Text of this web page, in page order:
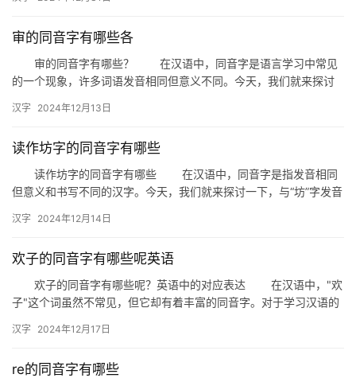
什…
审的同音字有哪些各
审的同音字有哪些？ 在汉语中，同音字是语言学习中常见
的一个现象，许多词语发音相同但意义不同。今天，我们就来探讨
汉字 2024年12月13日
读作坊字的同音字有哪些
读作坊字的同音字有哪些 在汉语中，同音字是指发音相同
但意义和书写不同的汉字。今天，我们就来探讨一下，与“坊”字发音
汉字 2024年12月14日
欢子的同音字有哪些呢英语
欢子的同音字有哪些呢？英语中的对应表达 在汉语中，"欢
子"这个词虽然不常见，但它却有着丰富的同音字。对于学习汉语的
汉字 2024年12月17日
re的同音字有哪些